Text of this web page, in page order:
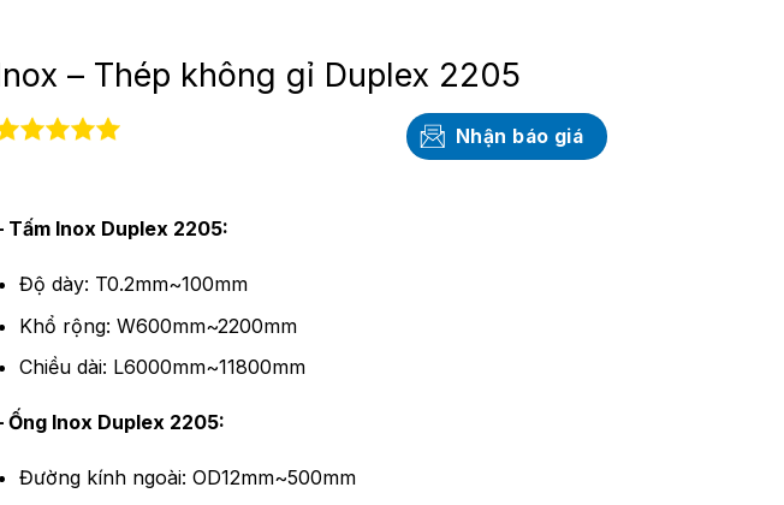
– Thép không gỉ Duplex 2205
Nhận báo giá
Tấm Inox Duplex 2205:
Độ dày: T0.2mm~100mm
Khổ rộng: W600mm~2200mm
Chiều dài: L6000mm~11800mm
Ống Inox Duplex 2205:
Đường kính ngoài: OD12mm~500mm